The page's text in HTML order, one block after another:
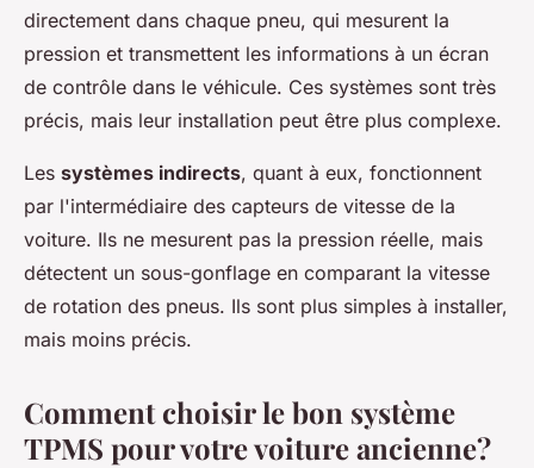
directement dans chaque pneu, qui mesurent la
pression et transmettent les informations à un écran
de contrôle dans le véhicule. Ces systèmes sont très
précis, mais leur installation peut être plus complexe.
Les systèmes indirects, quant à eux, fonctionnent
par l'intermédiaire des capteurs de vitesse de la
voiture. Ils ne mesurent pas la pression réelle, mais
détectent un sous-gonflage en comparant la vitesse
de rotation des pneus. Ils sont plus simples à installer,
mais moins précis.
Comment choisir le bon système
TPMS pour votre voiture ancienne?